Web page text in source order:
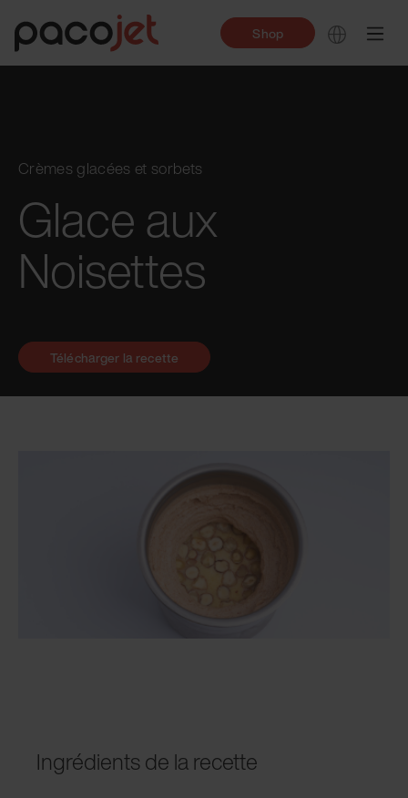
Shop
Crèmes glacées et sorbets
Glace aux
Noisettes
Ingrédients de la recette
Télécharger la recette